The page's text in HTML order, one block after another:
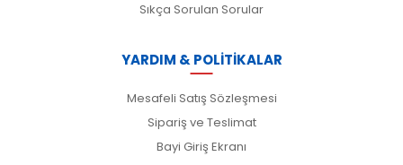
Sıkça Sorulan Sorular
YARDIM & POLİTİKALAR
Mesafeli Satış Sözleşmesi
Sipariş ve Teslimat
Bayi Giriş Ekranı